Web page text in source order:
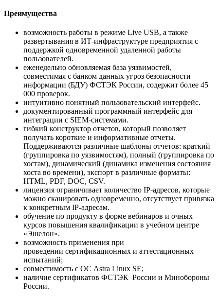
Преимущества
возможность работы в режиме Live USB, а также
развертывания в ИТ-инфраструктуре предприятия с
поддержкой одновременной удаленной работы
пользователей.
еженедельно обновляемая база уязвимостей,
совместимая с банком данных угроз безопасности
информации (БДУ) ФСТЭК России, содержит более 45
000 проверок.
интуитивно понятный пользовательский интерфейс.
документированный программный интерфейс для
интеграции с SIEM-системами.
гибкий конструктор отчетов, который позволяет
получать короткие и информативные отчеты.
Поддерживаются различные шаблоны отчетов: краткий
(группировка по уязвимостям), полный (группировка по
хостам), динамический (динамика изменения состояния
хоста во времени), экспорт в различные форматы:
HTML, PDF, DOC, CSV.
лицензия ограничивает количество IP-адресов, которые
можно сканировать одновременно, отсутствует привязка
к конкретным IP-адресам.
обучение по продукту в форме вебинаров и очных
курсов повышения квалификации в учебном центре
«Эшелон».
возможность применения при
проведении сертификационных и аттестационных
испытаний;
совместимость с ОС Astra Linux SE;
наличие сертификатов ФСТЭК России и Минобороны
России.